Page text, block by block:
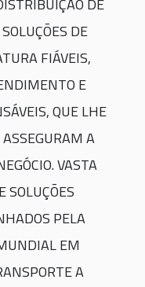
DE
DE
FIÁVEIS,
E
QUE LHE
A
VASTA
SOLUÇÕES
PELA
EM
A